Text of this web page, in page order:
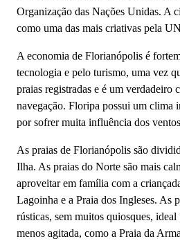
Organização das Nações Unidas. A
como uma das mais criativas pela
A economia de Florianópolis é
tecnologia e pelo turismo, uma vez
praias registradas e é um verdadeiro
navegação. Floripa possui um clima
por sofrer muita influência dos
As praias de Florianópolis são
Ilha. As praias do Norte são mais
aproveitar em família com a
Lagoinha e a Praia dos Ingleses. As
rústicas, sem muitos quiosques,
menos agitada, como a Praia da